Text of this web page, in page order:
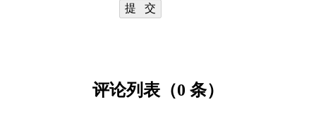
评论列表（0 条）